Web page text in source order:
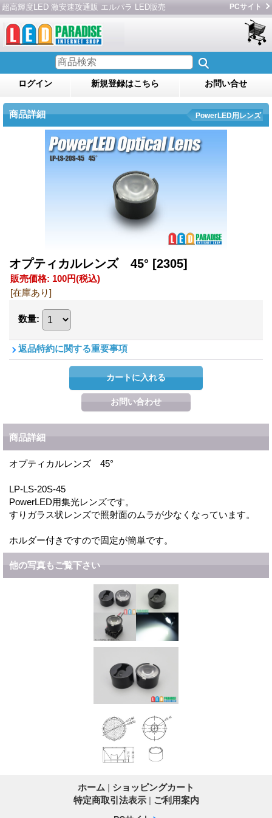
超高輝度LED 激安速攻通販 エルパラ LED販売 PCサイト
ログイン 新規登録はこちら お問い合せ
商品詳細 PowerLED用レンズ
オプティカルレンズ 45° [2305]
販売価格: 100円(税込)
[在庫あり]
数量:
返品特約に関する重要事項
商品詳細
オプティカルレンズ 45°
LP-LS-20S-45
PowerLED用集光レンズです。
すりガラス状レンズで照射面のムラが少なくなっています。
ホルダー付きですので固定が簡単です。
他の写真もご覧下さい
ホーム | ショッピングカート
特定商取引法表示 | ご利用案内